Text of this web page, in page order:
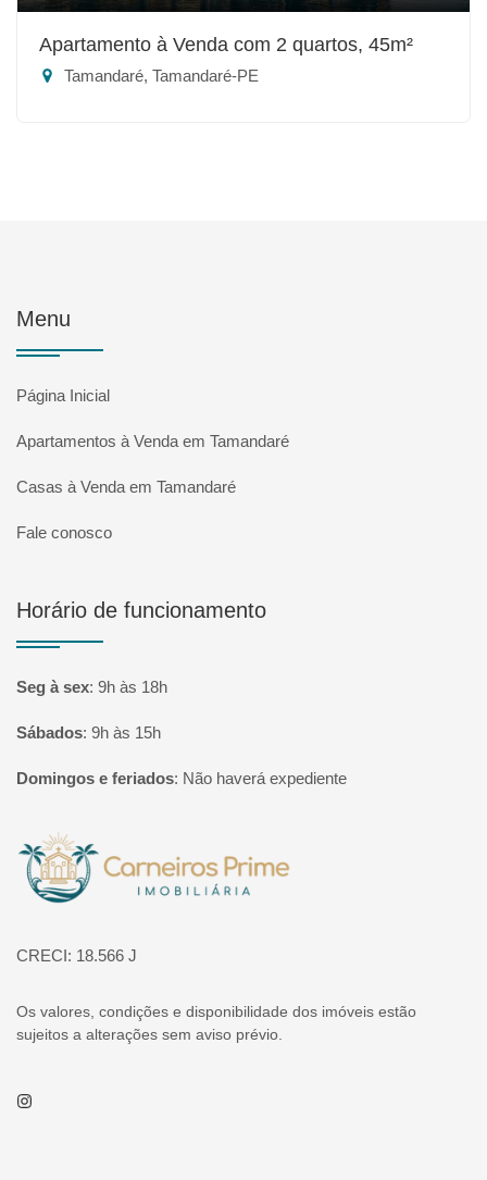
Apartamento à Venda com 2 quartos, 45m²
Tamandaré, Tamandaré-PE
Menu
Página Inicial
Apartamentos à Venda em Tamandaré
Casas à Venda em Tamandaré
Fale conosco
Horário de funcionamento
Seg à sex: 9h às 18h
Sábados: 9h às 15h
Domingos e feriados: Não haverá expediente
Página inicial
CRECI: 18.566 J
Os valores, condições e disponibilidade dos imóveis estão
sujeitos a alterações sem aviso prévio.
Instagram